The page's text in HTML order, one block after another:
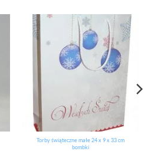
Torby świąteczne małe 24 x 9 x 33 cm
bombki